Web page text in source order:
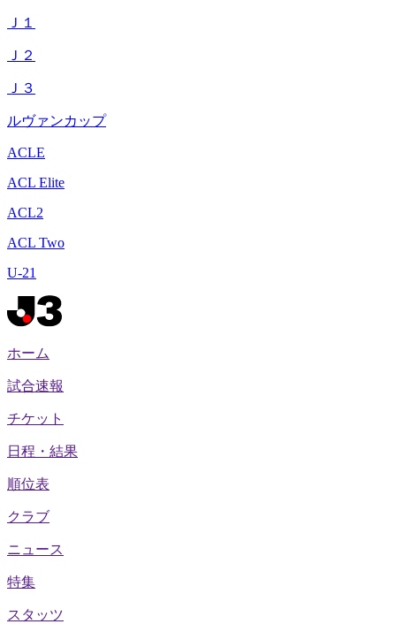
Ｊ１
Ｊ２
Ｊ３
ルヴァンカップ
ACLE
ACL Elite
ACL2
ACL Two
U-21
ホーム
試合速報
チケット
日程・結果
順位表
クラブ
ニュース
特集
スタッツ